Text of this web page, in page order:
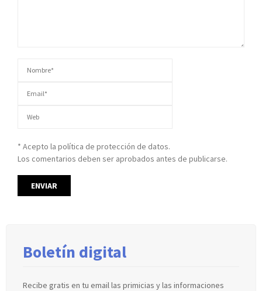
* Acepto la política de protección de datos.
Los comentarios deben ser aprobados antes de publicarse.
Boletín digital
Recibe gratis en tu email las primicias y las informaciones